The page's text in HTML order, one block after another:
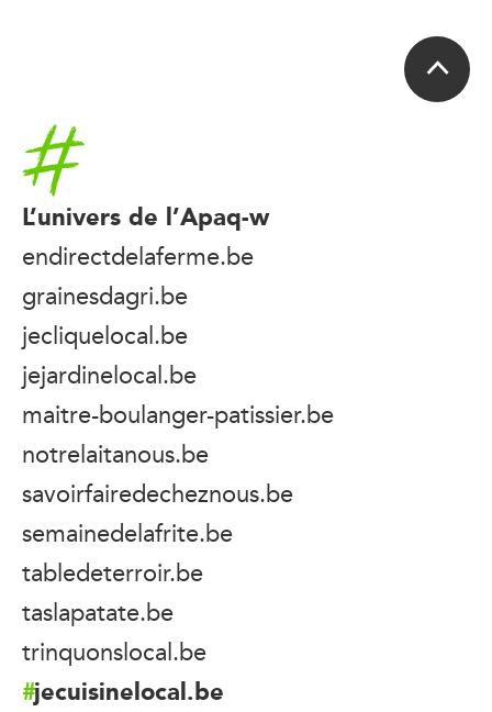
Accueil
L’univers de l’Apaq-w
endirectdelaferme.be
grainesdagri.be
jecliquelocal.be
jejardinelocal.be
maitre-boulanger-patissier.be
notrelaitanous.be
savoirfairedecheznous.be
semainedelafrite.be
tabledeterroir.be
taslapatate.be
trinquonslocal.be
jecuisinelocal.be